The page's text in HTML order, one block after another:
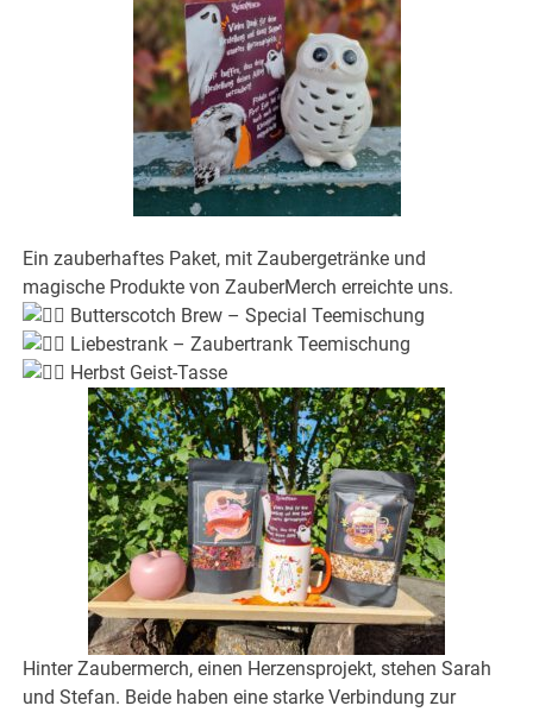
Ein zauberhaftes Paket, mit Zaubergetränke und
magische Produkte vonZauberMerch erreichte uns.
Butterscotch Brew – Special Teemischung
Liebestrank – Zaubertrank Teemischung
Herbst Geist-Tasse
Hinter Zaubermerch, einen Herzensprojekt, stehen Sarah
und Stefan. Beide haben eine starke Verbindung zur